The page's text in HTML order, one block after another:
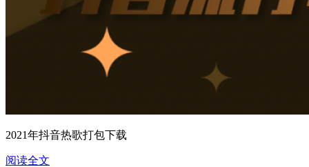
2021年抖音热歌打包下载
阅读全文